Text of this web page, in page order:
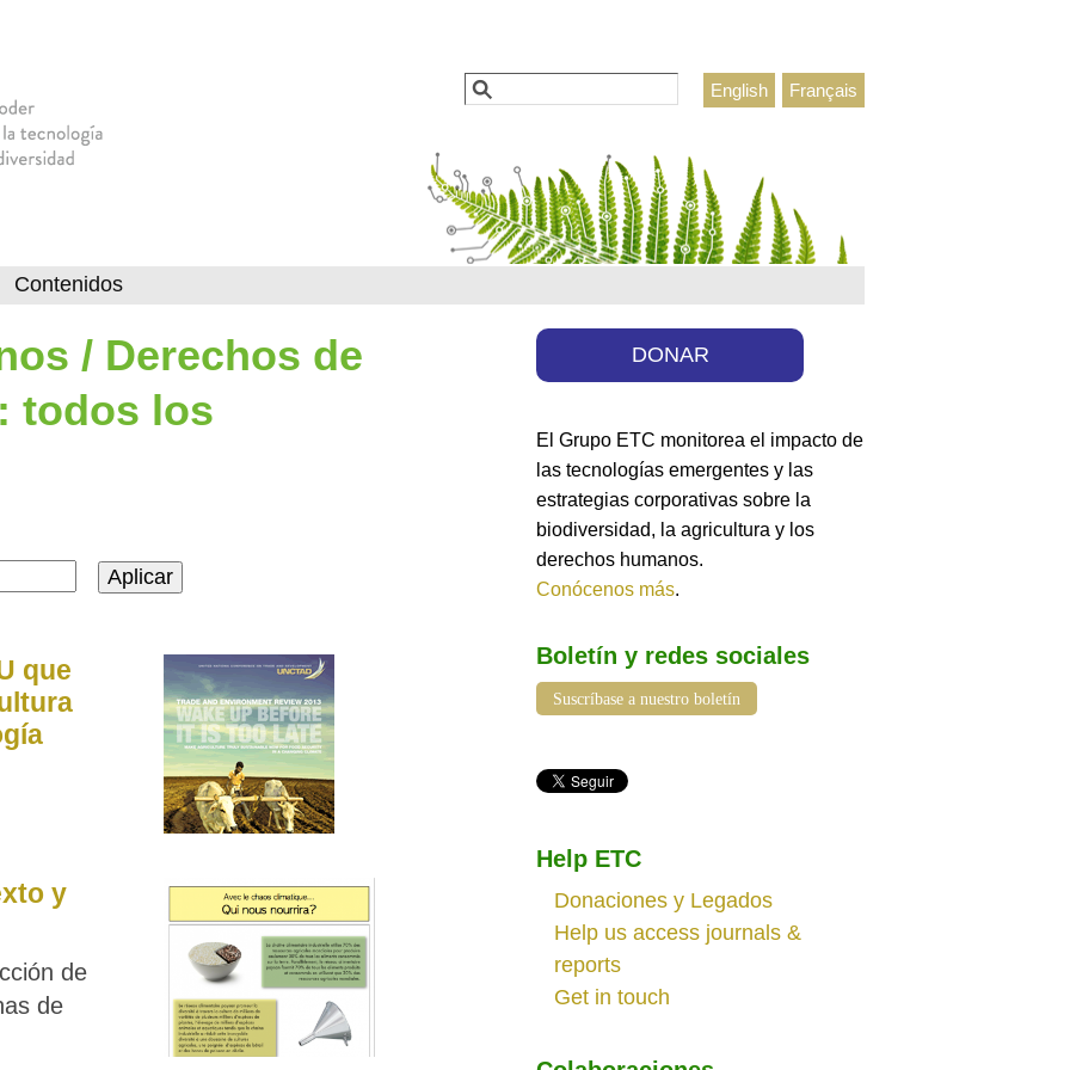
Français
English
Formulario de búsqueda
Buscar
/ Derechos de
todos los
que
y
de
de
Contenidos
DONAR
El Grupo ETC monitorea el impacto de
las tecnologías emergentes y las
estrategias corporativas sobre la
biodiversidad, la agricultura y los
derechos humanos.
Conócenos más
Boletín y redes sociales
Suscríbase a nuestro boletín
Help ETC
Donaciones y Legados
Help us access journals &
reports
Get in touch